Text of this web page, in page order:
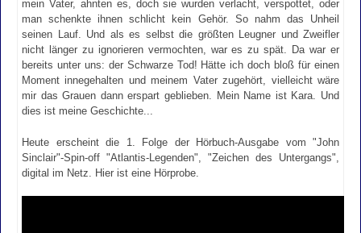
mein Vater, ahnten es, doch sie wurden verlacht, verspottet, oder
man schenkte ihnen schlicht kein Gehör. So nahm das Unheil
seinen Lauf. Und als es selbst die größten Leugner und Zweifler
nicht länger zu ignorieren vermochten, war es zu spät. Da war er
bereits unter uns: der Schwarze Tod! Hätte ich doch bloß für einen
Moment innegehalten und meinem Vater zugehört, vielleicht wäre
mir das Grauen dann erspart geblieben. Mein Name ist Kara. Und
dies ist meine Geschichte...
Heute erscheint die 1. Folge der Hörbuch-Ausgabe vom "John
Sinclair"-Spin-off "Atlantis-Legenden", "Zeichen des Untergangs",
digital im Netz. Hier ist eine Hörprobe.